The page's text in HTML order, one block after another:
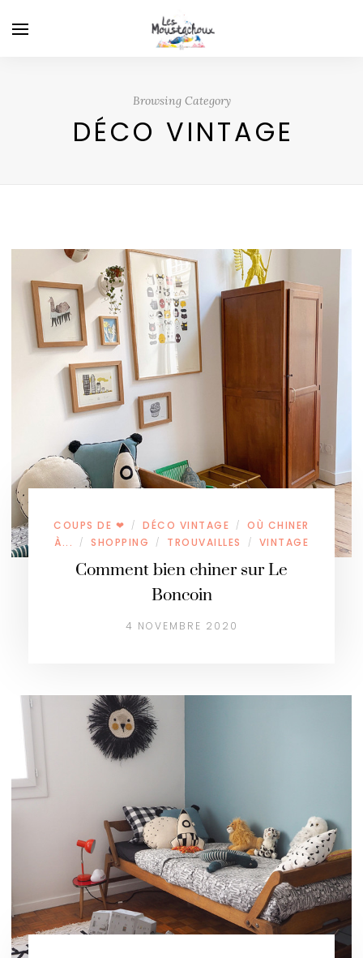
Browsing Category
DÉCO VINTAGE
COUPS DE ❤ / DÉCO VINTAGE /
OÙ CHINER
À...
/ SHOPPING / TROUVAILLES / VINTAGE
Comment bien chiner sur Le
Boncoin
4 NOVEMBRE 2020